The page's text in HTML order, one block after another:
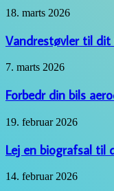
ja
Vandrestøvler
dit
næste
eventyr
18. marts 2026
Vandrestøvler til
Forbedr
bils
aerodynamik
med
vortex
7. marts 2026
Forbedr din bils
Lej
biografsal
til
dit
næste
19. februar 2026
Lej en biografsal
Magasinet
14. februar 2026